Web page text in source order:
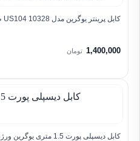
کابل پرینتر یوگرین مدل US104 10328 طول 3 متر
1,400,000 تومان
کابل دیسپلی پورت 1.5 متری یوگرین ورژن 1.4 DP114(80391)